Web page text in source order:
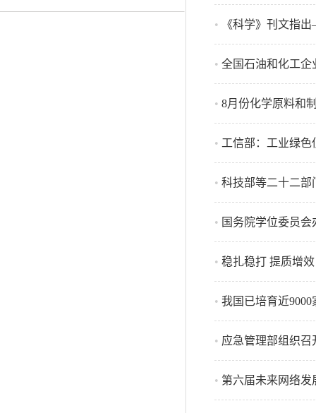
• 《科学》刊文指
• 全国石油和化工企
• 8月份化学原料和
• 工信部：工业绿
• 科技部等二十二部
• 国务院学位委员
• 稳扎稳打 提质增
• 我国已培育近9000
• 应急管理部组织
• 第六届未来网络